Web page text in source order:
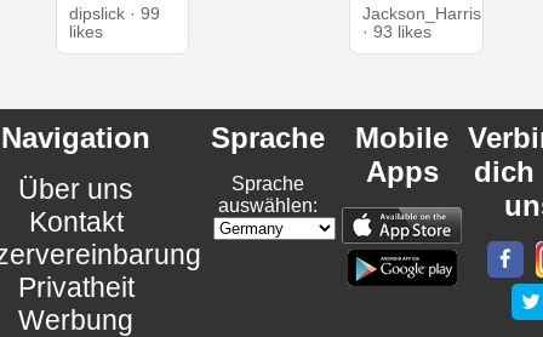
dipslick · 99
likes
Jackson_Harris
· 93 likes
Navigation
Über uns
Kontakt
Privatheit
Werbung
Sprache
Sprache
auswählen:
Mobile
Apps
dich